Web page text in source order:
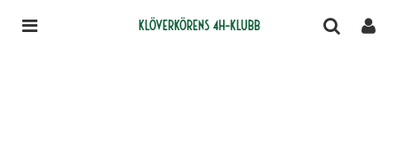
Klöverkörens 4H-klubb